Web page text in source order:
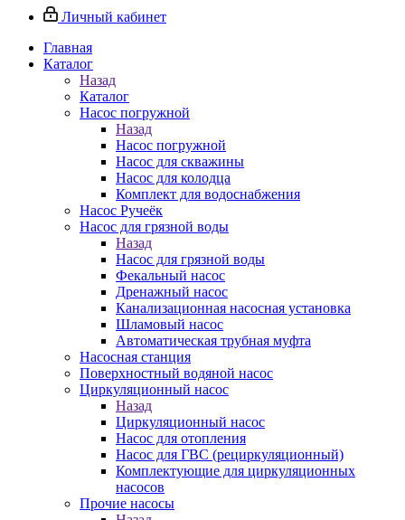
Личный кабинет
Главная
Каталог
Назад
Каталог
Насос погружной
Назад
Насос погружной
Насос для скважины
Насос для колодца
Комплект для водоснабжения
Насос Ручеёк
Насос для грязной воды
Назад
Насос для грязной воды
Фекальный насос
Дренажный насос
Канализационная насосная установка
Шламовый насос
Автоматическая трубная муфта
Насосная станция
Поверхностный водяной насос
Циркуляционный насос
Назад
Циркуляционный насос
Насос для отопления
Насос для ГВС (рециркуляционный)
Комплектующие для циркуляционных
насосов
Прочие насосы